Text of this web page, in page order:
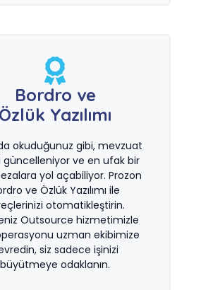
Bordro ve
Özlük Yazılımı
okuduğunuz gibi, mevzuat
güncelleniyor ve en ufak bir
yol açabiliyor. Prozon
ve Özlük Yazılımı ile
otomatikleştirin.
Outsource hizmetimizle
uzman ekibimize
siz sadece işinizi
büyütmeye odaklanın.